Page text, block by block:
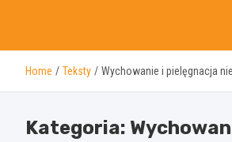
Home Teksty Wychowanie i pielęgnacja
Kategoria: